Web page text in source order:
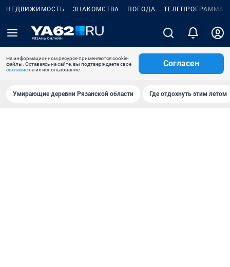
НЕДВИЖИМОСТЬ ЗНАКОМСТВА ПОГОДА ТЕЛЕПРОГРАММА
На информационном ресурсе применяются cookie-
файлы. Оставаясь на сайте, вы подтверждаете свое
согласиена их использование.
Согласен
Умирающие деревни Рязанской области Где отдохнуть этим летом